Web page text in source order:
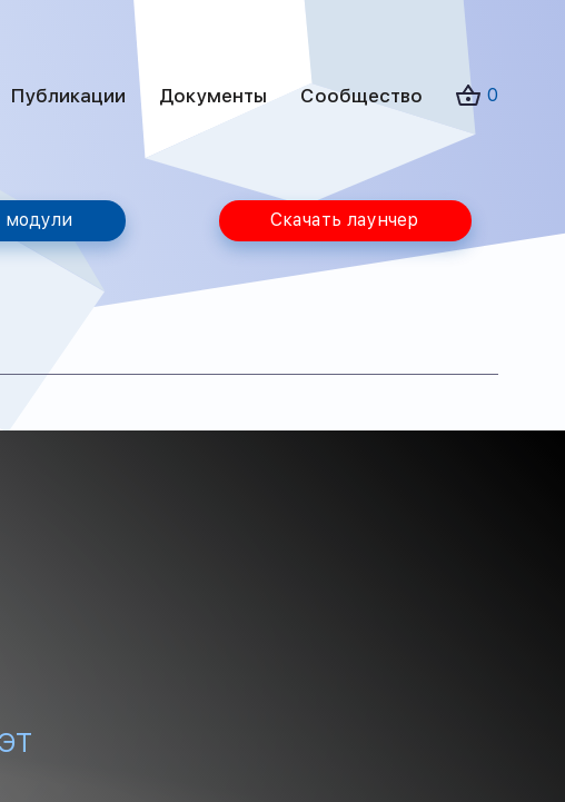
Публикации Документы Сообщество 0
модули Скачать лаунчер